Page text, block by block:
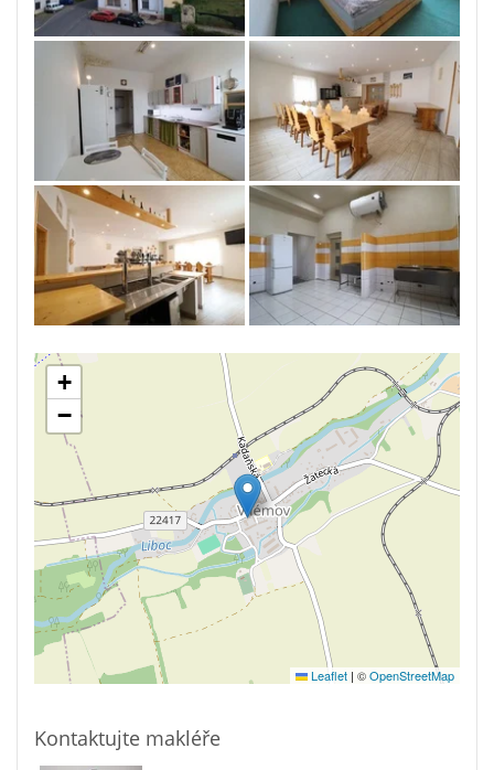
+
−
Leaflet | ©OpenStreetMap
Kontaktujte makléře